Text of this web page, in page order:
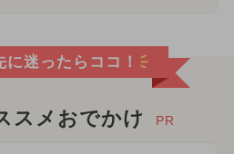
に迷ったらココ！
スメおでかけ PR